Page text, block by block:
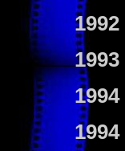
1992
1993
1994
1994